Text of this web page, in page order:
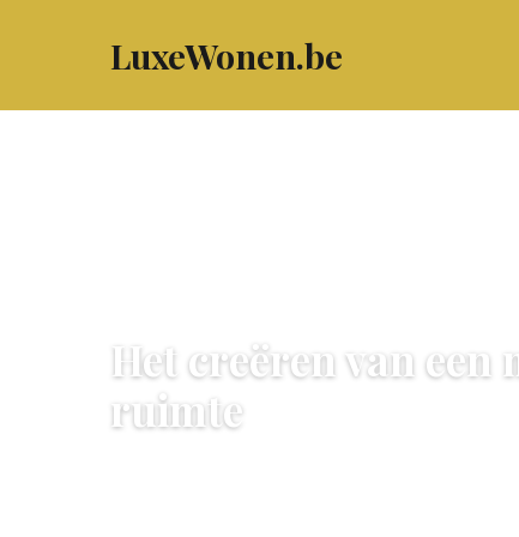
LuxeWonen.be
Het creëren van
ruimte